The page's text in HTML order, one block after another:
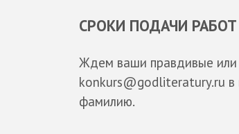
СРОКИ ПОДАЧИ РАБОТ
Ждем ваши правдивые
konkurs@godliteratury.ru в
фамилию.